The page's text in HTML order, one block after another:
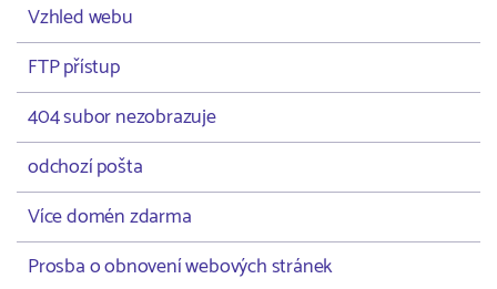
Vzhled webu
FTP přístup
404 subor nezobrazuje
odchozí pošta
Více domén zdarma
Prosba o obnovení webových stránek